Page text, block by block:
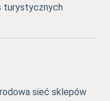
turystycznych
sieć sklepów